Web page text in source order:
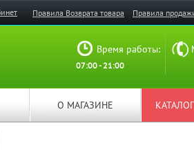
Правила Возврата товара Правила
Время работы:
07:00 - 21:00
О МАГАЗИНЕ